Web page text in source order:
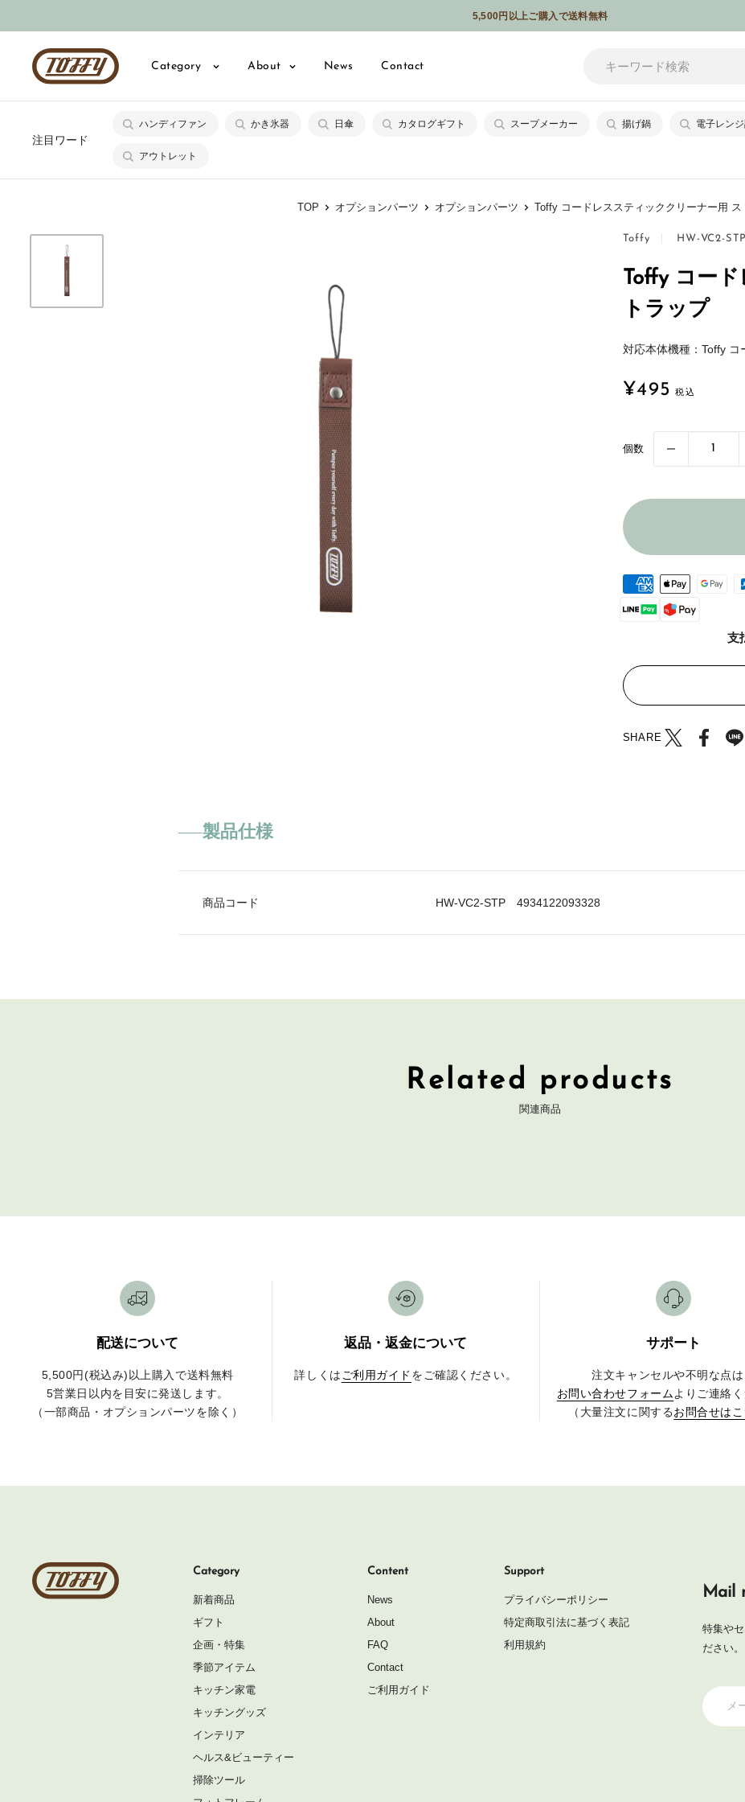
ン
5,500円以上ご購入で送料無料
Toffy
公
ン
シ
プ
Category About News Contact
注目ワード
ハンディファン かき氷器 日傘 カタログギフト スープメーカー 揚げ鍋 電子レン
アウトレット
TOP オプションパーツ オプションパーツ Toffy コードレススティッククリーナー用 ス
Toffy HW-VC2-STP
Toffy コー
トラップ
対応本体機種：Toffy
販
格
¥495
個数
支
SHARE
製品仕様
商品コード HW-VC2-STP 4934122093328
Related products
関連商品
配送について
5,500円(税込み)以上購入で送料無料
5営業日以内を目安に発送します。
（一部商品・オプションパーツを除く）
返品・返金について
詳しくはご利用ガイド をご確認ください。
サポート
注文キャンセルや不明な点は
お問い合わせフォームよりご連絡く
（大量注文に関するお問合せはこ
Toffy
公
Category
新着商品
ギフト
企画・特集
季節アイテム
キッチン家電
キッチングッズ
インテリア
ヘルス&ビューティー
掃除ツール
Content
News
About
FAQ
Contact
ご利用ガイド
Support
プライバシーポリシー
特定商取引法に基づく表記
利用規約
Mail
特集や
ださい。
メ